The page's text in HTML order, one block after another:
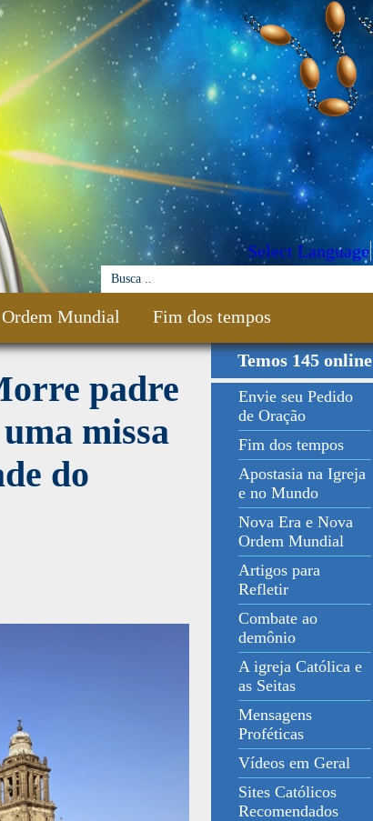
Select Language
Mundial Fim dos tempos
padre
missa
do
Temos 145 online
Envie seu Pedido
de Oração
Fim dos tempos
Apostasia na Igreja
e no Mundo
Nova Era e Nova
Ordem Mundial
Artigos para
Refletir
Combate ao
demônio
A igreja Católica e
as Seitas
Mensagens
Proféticas
Vídeos em Geral
Sites Católicos
Recomendados